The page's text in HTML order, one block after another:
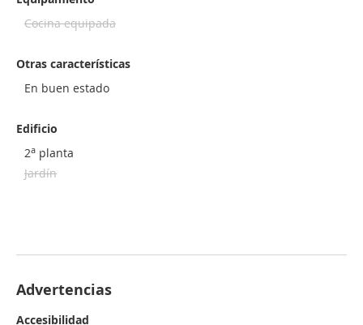
Cocina equipada
Otras características
En buen estado
Edificio
2a planta
Jardín
Advertencias
Accesibilidad